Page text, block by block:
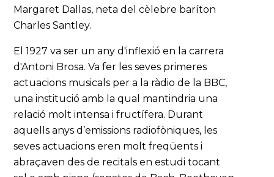
Margaret Dallas, neta del cèlebre baríton
Charles Santley.
El 1927 va ser un any d'inflexió en la carrera
d'Antoni Brosa. Va fer les seves primeres
actuacions musicals per a la ràdio de la BBC,
una institució amb la qual mantindria una
relació molt intensa i fructífera. Durant
aquells anys d’emissions radiofòniques, les
seves actuacions eren molt freqüents i
abraçaven des de recitals en estudi tocant